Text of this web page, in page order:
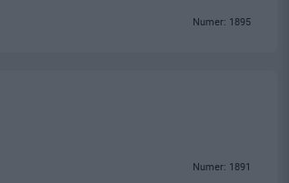
Numer: 1895
Numer: 1891